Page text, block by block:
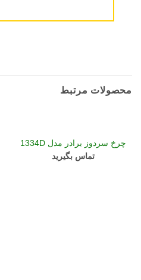
محصولات مرتبط
چرخ سردوز برادر مدل 1334D
تماس بگیرید